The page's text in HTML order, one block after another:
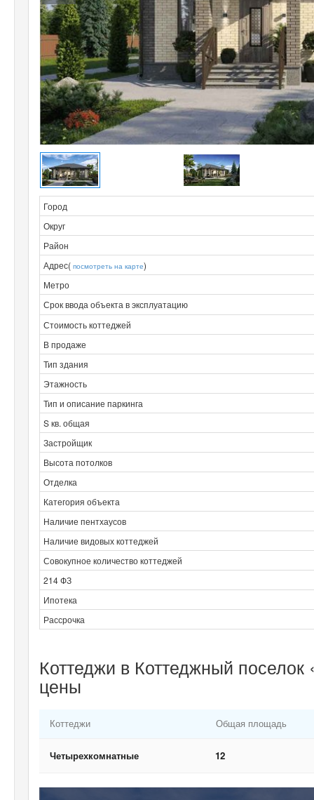
Город
Округ
Район
Адрес( посмотреть на карте)
Метро
Срок ввода объекта в эксплуатацию
Стоимость коттеджей
В продаже
Тип здания
Этажность
Тип и описание паркинга
S кв. общая
Застройщик
Высота потолков
Отделка
Категория объекта
Наличие пентхаусов
Наличие видовых коттеджей
Совокупное количество коттеджей
214 ФЗ
Ипотека
Рассрочка
Коттеджи в Коттеджный
цены
Коттеджи Общая площадь
Четырехкомнатные 12